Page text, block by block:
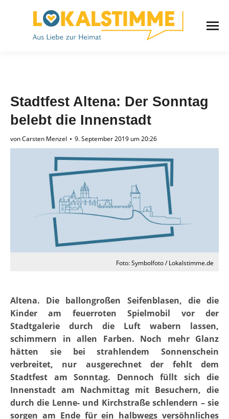
Stadtfest Altena: Der Sonntag
belebt die Innenstadt
vonCarsten Menzel 9. September 2019 um 20:26
Foto: Symbolfoto / Lokalstimme.de
Altena. Die ballongroßen Seifenblasen, die die
Kinder am feuerroten Spielmobil vor der
Stadtgalerie durch die Luft wabern lassen,
schimmern in allen Farben. Noch mehr Glanz
hätten sie bei strahlendem Sonnenschein
verbreitet, nur ausgerechnet der fehlt dem
Stadtfest am Sonntag. Dennoch füllt sich die
Innenstadt am Nachmittag mit Besuchern, die
durch die Lenne- und Kirchstraße schlendern – sie
sorgen am Ende für ein halbwegs versöhnliches